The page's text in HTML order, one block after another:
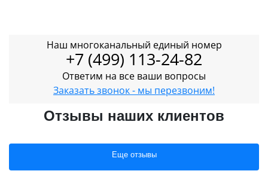
Наш многоканальный единый номер
+7 (499) 113-24-82
Ответим на все ваши вопросы
Заказать звонок - мы перезвоним!
Отзывы наших клиентов
Еще отзывы